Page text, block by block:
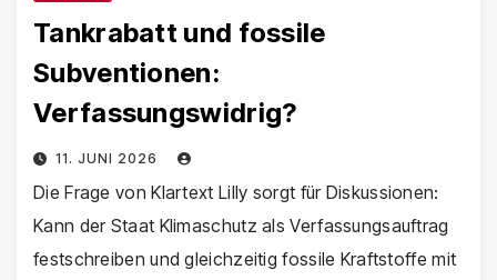
Tankrabatt und fossile
Subventionen:
Verfassungswidrig?
11. JUNI 2026
Die Frage von Klartext Lilly sorgt für Diskussionen:
Kann der Staat Klimaschutz als Verfassungsauftrag
festschreiben und gleichzeitig fossile Kraftstoffe mit